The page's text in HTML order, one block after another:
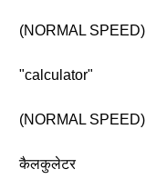
(NORMAL SPEED)
"calculator"
(NORMAL SPEED)
कैलकुलेटर